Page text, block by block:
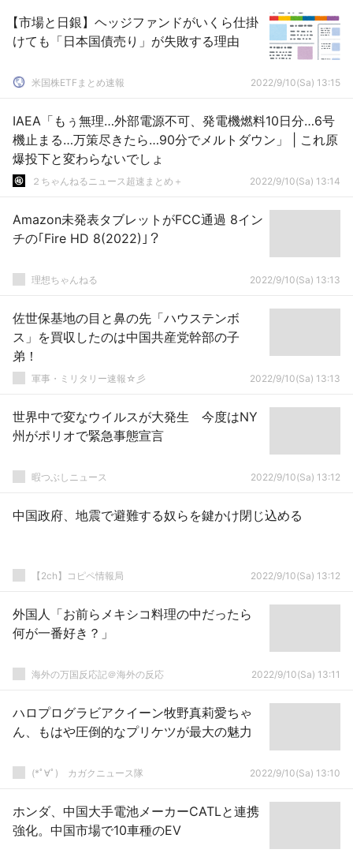
【市場と日銀】ヘッジファンドがいくら仕掛
けても「日本国債売り」が失敗する理由
米国株ETFまとめ速報 2022/9/10(Sa) 13:15
IAEA「もぅ無理…外部電源不可、発電機燃料10日分…6号
機止まる…万策尽きたら…90分でメルトダウン」 | これ原
爆投下と変わらないでしょ
２ちゃんねるニュース超速まとめ＋ 2022/9/10(Sa) 13:14
Amazon未発表タブレットがFCC通過 8イン
チの｢Fire HD 8(2022)｣？
理想ちゃんねる 2022/9/10(Sa) 13:13
佐世保基地の目と鼻の先「ハウステンボ
ス」を買収したのは中国共産党幹部の子
弟！
軍事・ミリタリー速報☆彡 2022/9/10(Sa) 13:13
世界中で変なウイルスが大発生 今度はNY
州がポリオで緊急事態宣言
暇つぶしニュース 2022/9/10(Sa) 13:12
中国政府、地震で避難する奴らを鍵かけ閉じ込める
【2ch】コピペ情報局 2022/9/10(Sa) 13:12
外国人「お前らメキシコ料理の中だったら
何が一番好き？」
海外の万国反応記＠海外の反応 2022/9/10(Sa) 13:11
ハロプログラビアクイーン牧野真莉愛ちゃ
ん、もはや圧倒的なプリケツが最大の魅力
(*ﾟ∀ﾟ)ゞカガクニュース隊 2022/9/10(Sa) 13:10
ホンダ、中国大手電池メーカーCATLと連携
強化。中国市場で10車種のEV